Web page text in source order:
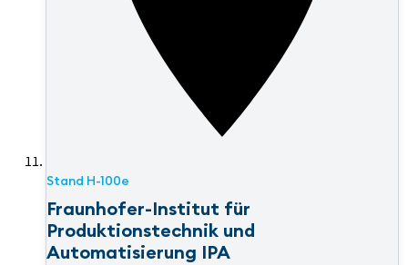
Stand H-100e
Fraunhofer-Institut für
Produktionstechnik und
Automatisierung IPA